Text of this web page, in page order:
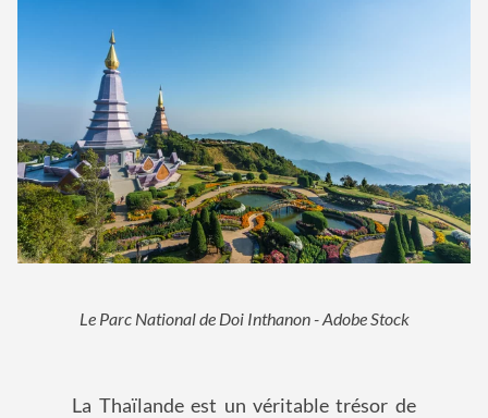
Le Parc National de Doi Inthanon - Adobe Stock
La Thaïlande est un véritable trésor de